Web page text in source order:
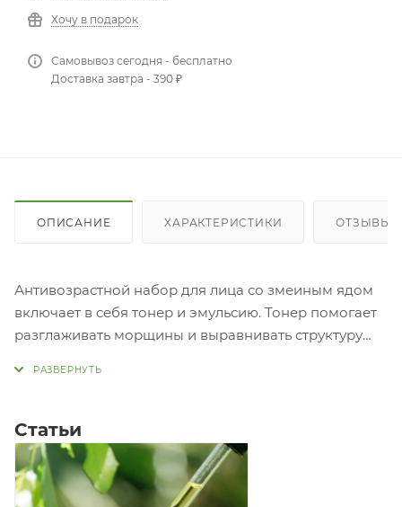
Хочу в подарок
Самовывоз сегодня - бесплатно
Доставка завтра - 390 ₽
ОПИСАНИЕ ХАРАКТЕРИСТИКИ ОТЗЫВЫ
Антивозрастной набор для лица со змеиным ядом
включает в себя тонер и эмульсию. Тонер помогает
разглаживать морщины и выравнивать структуру
безопасный синтетический змеиный пептид,
который может расслаблять мимическую
мускулатуру. Таким образом, лицевые мышцы не
напрягаются и не образуют
Статьи